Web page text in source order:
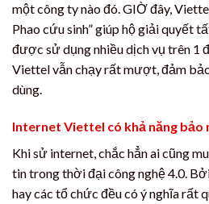
một công ty nào đó. GIỜ đây,
Phao cứu sinh” giúp hộ giải quyết
được sử dụng nhiều dịch vụ trên 1
Viettel vẫn chạy rất mượt, đảm
dùng.
Internet Viettel có khả năng
Khi sử internet, chắc hẳn ai cũng
tin trong thời đại công nghệ 4.0.
hay các tổ chức đều có ý nghĩa rất